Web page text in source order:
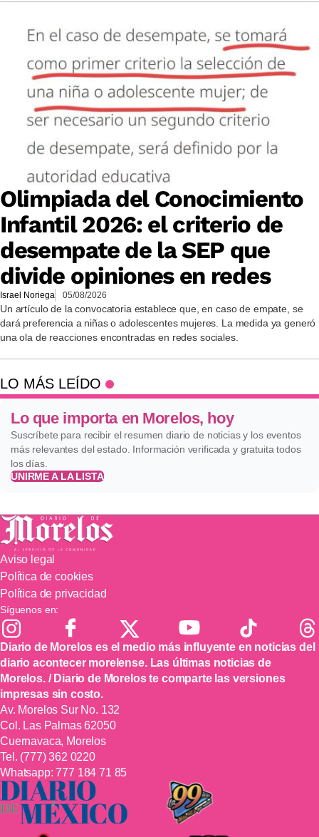
Olimpiada del Conocimiento
Infantil 2026: el criterio de
desempate de la SEP que
divide opiniones en redes
Israel Noriega 05/08/2026
Un artículo de la convocatoria establece que, en caso de empate, se
dará preferencia a niñas o adolescentes mujeres. La medida ya generó
una ola de reacciones encontradas en redes sociales.
LO MÁS LEÍDO
Lo que importa en Morelos, hoy
Suscríbete para recibir el resumen diario de noticias y los eventos
más relevantes del estado. Información verificada y gratuita todos
los días.
UNIRME A LA LISTA
Aviso legal
Política de cookies
Política de privacidad
Síguenos en:
Diario de Morelos es el medio más influyente en noticias del
diario acontecer morelense. Las últimas noticias de
Morelos. / Diario de Morelos te comparte las versiones
impresas sin costo.
Av. Morelos Sur No. 132
Col. Las Palmas 62050
Cuernavaca, Morelos
Tel. (777) 362 0220
Whatsapp:777 184 71 85